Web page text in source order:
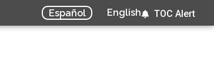
Español English TOC Alert